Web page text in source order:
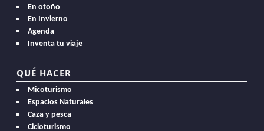
En otoño
En Invierno
Agenda
Inventa tu viaje
QUÉ HACER
Micoturismo
Espacios Naturales
Caza y pesca
Cicloturismo